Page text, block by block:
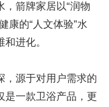
箭牌家居以“润物
康的“人文体验”水
进化。
，源于对用户需求的
是一款卫浴产品，更